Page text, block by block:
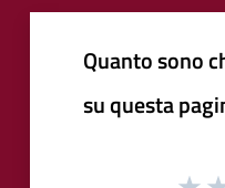
Quanto sono
su questa